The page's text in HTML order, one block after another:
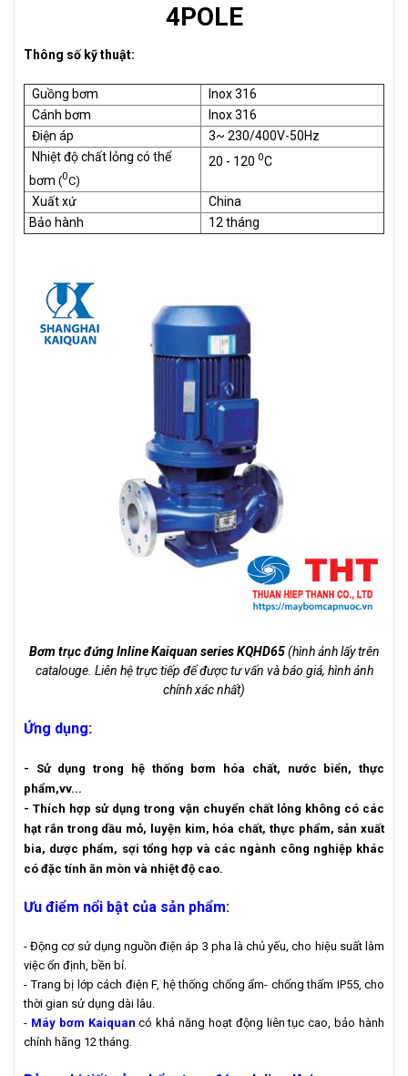
4POLE
Thông số kỹ thuật:
Guồng bơm
Inox 316
Cánh bơm
Inox 316
Điện áp
3~ 230/400V-50Hz
Nhiệt độ chất lỏng có thể
bơm (0C)
20 - 120 0C
Xuất xứ
China
Bảo hành
12 tháng
Bơm trục đứng Inline Kaiquan series KQHD65(hình ảnh lấy trên
catalouge. Liên hệ trực tiếp để được tư vấn và báo giá, hình ảnh
chính xác nhất)
Ứng dụng:
- Sử dụng trong hệ thống bơm hóa chất, nước biển, thực
phẩm,vv...
- Thích hợp sử dụng trong vận chuyển chất lỏng không có các
hạt rắn trong dầu mỏ, luyện kim, hóa chất, thực phẩm, sản xuất
bia, dược phẩm, sợi tổng hợp và các ngành công nghiệp khác
có đặc tính ăn mòn và nhiệt độ cao.
Ưu điểm nổi bật của sản phẩm:
- Động cơ sử dụng nguồn điện áp 3 pha là chủ yếu, cho hiệu suất làm
việc ổn định, bền bỉ.
- Trang bị lớp cách điện F, hệ thống chống ẩm- chống thấm IP55, cho
thời gian sử dụng dài lâu.
- Máy bơm Kaiquan có khả năng hoạt động liên tục cao, bảo hành
chính hãng 12 tháng.